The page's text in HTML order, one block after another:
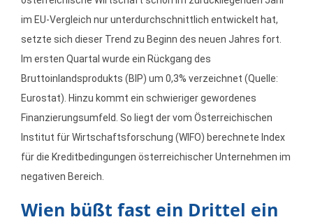
im EU-Vergleich nur unterdurchschnittlich entwickelt hat,
setzte sich dieser Trend zu Beginn des neuen Jahres fort.
Im ersten Quartal wurde ein Rückgang des
Bruttoinlandsprodukts (BIP) um 0,3% verzeichnet (Quelle:
Eurostat). Hinzu kommt ein schwieriger gewordenes
Finanzierungsumfeld. So liegt der vom Österreichischen
Institut für Wirtschaftsforschung (WIFO) berechnete Index
für die Kreditbedingungen österreichischer Unternehmen im
negativen Bereich.
Wien büßt fast ein Drittel ein